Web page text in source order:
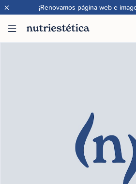
¡Renovamos página web e
×